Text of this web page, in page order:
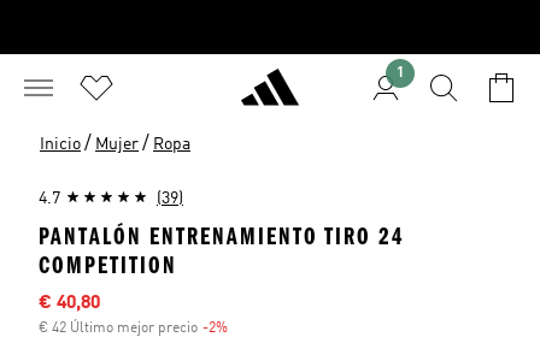
1
Inicio / Mujer / Ropa
4.7 (39)
PANTALÓN ENTRENAMIENTO TIRO 24
COMPETITION
Precio rebajado
€ 40,80
€ 42 Último mejor precio -2%